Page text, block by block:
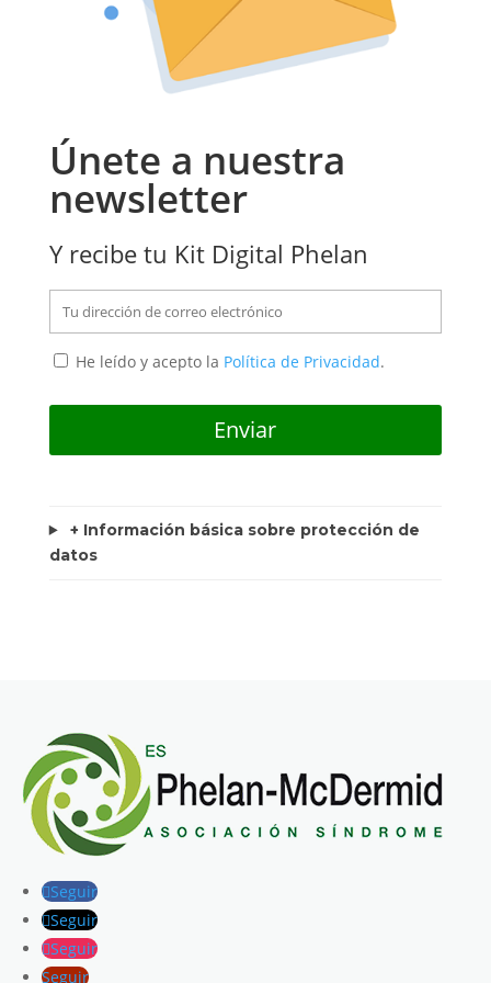
Únete a nuestra
newsletter
Y recibe tu Kit Digital Phelan
He leído y acepto la Política de Privacidad.
+ Información básica sobre protección de
datos
Seguir
Seguir
Seguir
Seguir